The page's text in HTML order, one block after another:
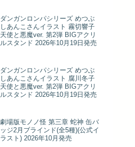
ダンガンロンパシリーズ めつぶ
しあんこさんイラスト 霧切響子
天使と悪魔ver. 第2弾 BIGアクリ
ルスタンド 2026年10月19日発売
ダンガンロンパシリーズ めつぶ
しあんこさんイラスト 腐川冬子
天使と悪魔ver. 第2弾 BIGアクリ
ルスタンド 2026年10月19日発売
劇場版モノノ怪 第三章 蛇神 缶バ
ッジ2月ブラインド(全5種)(公式イ
ラスト) 2026年10月発売